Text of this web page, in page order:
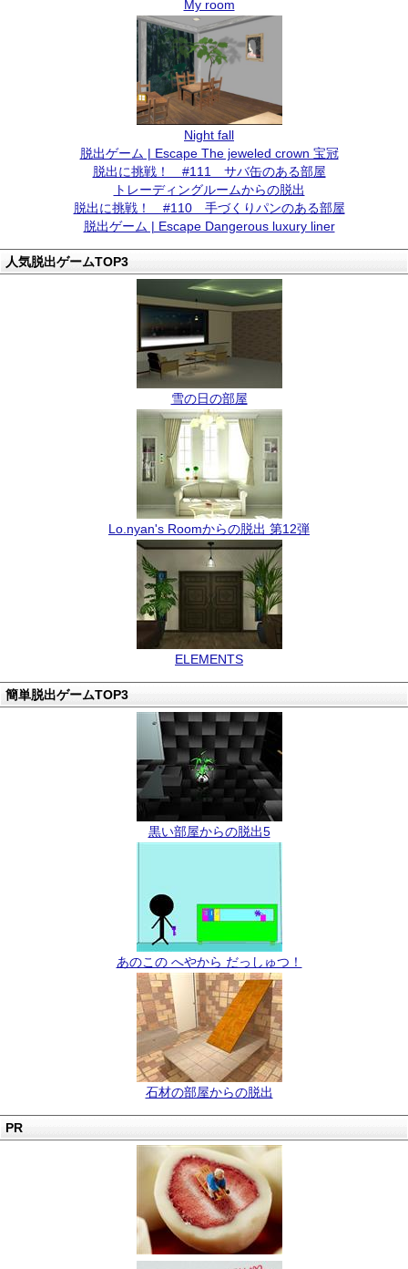
My room
Night fall
脱出ゲーム | Escape The jeweled crown 宝冠
脱出に挑戦！ #111 サバ缶のある部屋
トレーディングルームからの脱出
脱出に挑戦！ #110 手づくりパンのある部屋
脱出ゲーム | Escape Dangerous luxury liner
人気脱出ゲームTOP3
雪の日の部屋
Lo.nyan's Roomからの脱出 第12弾
ELEMENTS
簡単脱出ゲームTOP3
黒い部屋からの脱出5
あのこの へやから だっしゅつ！
石材の部屋からの脱出
PR